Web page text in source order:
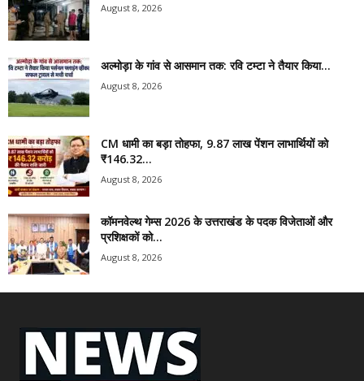
August 8, 2026
अल्मोड़ा के गांव से आसमान तक: रवि टम्टा ने तैयार किया...
August 8, 2026
CM धामी का बड़ा तोहफा, 9.87 लाख पेंशन लाभार्थियों को
₹146.32...
August 8, 2026
कॉमनवेल्थ गेम्स 2026 के उत्तराखंड के पदक विजेताओं और
प्रशिक्षकों को...
August 8, 2026